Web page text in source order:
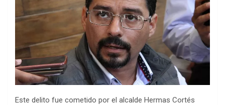
Este delito fue cometido por el alcalde Hermas Cortés